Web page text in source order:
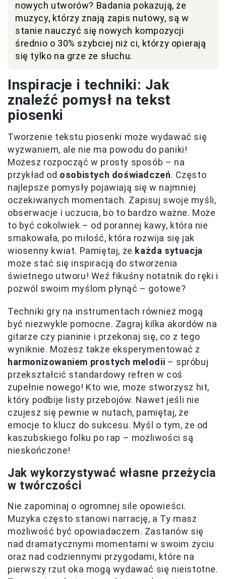
nowych utworów? Badania pokazują, że
muzycy, którzy znają zapis nutowy, są w
stanie nauczyć się nowych kompozycji
średnio o 30% szybciej niż ci, którzy opierają
się tylko na grze ze słuchu.
Inspiracje i techniki: Jak
znaleźć pomysł na tekst
piosenki
Tworzenie tekstu piosenki może wydawać się
wyzwaniem, ale nie ma powodu do paniki!
Możesz rozpocząć w prosty sposób – na
przykład od osobistych doświadczeń. Często
najlepsze pomysły pojawiają się w najmniej
oczekiwanych momentach. Zapisuj swoje myśli,
obserwacje i uczucia, bo to bardzo ważne. Może
to być cokolwiek – od porannej kawy, która nie
smakowała, po miłość, która rozwija się jak
wiosenny kwiat. Pamiętaj, że każda sytuacja
może stać się inspiracją do stworzenia
świetnego utworu! Weź fikuśny notatnik do ręki i
pozwól swoim myślom płynąć – gotowe?
Techniki gry na instrumentach również mogą
być niezwykle pomocne. Zagraj kilka akordów na
gitarze czy pianinie i przekonaj się, co z tego
wyniknie. Możesz także eksperymentować z
harmonizowaniem prostych melodii – spróbuj
przekształcić standardowy refren w coś
zupełnie nowego! Kto wie, może stworzysz hit,
który podbije listy przebojów. Nawet jeśli nie
czujesz się pewnie w nutach, pamiętaj, że
emocje to klucz do sukcesu. Myśl o tym, że od
kaszubskiego folku po rap – możliwości są
nieskończone!
Jak wykorzystywać własne przeżycia
w twórczości
Nie zapominaj o ogromnej sile opowieści.
Muzyka często stanowi narrację, a Ty masz
możliwość być opowiadaczem. Zastanów się
nad dramatycznymi momentami w swoim życiu
oraz nad codziennymi przygodami, które na
pierwszy rzut oka mogą wydawać się nieistotne.